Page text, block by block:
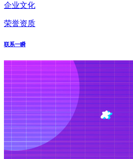
企业文化
荣誉资质
联系一瞬